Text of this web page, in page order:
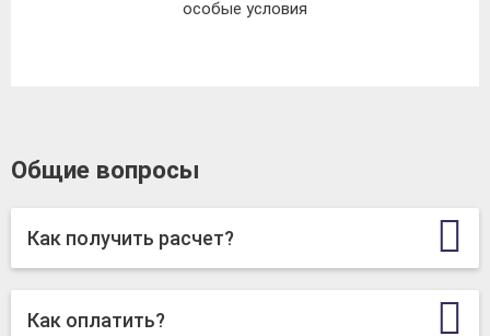
особые условия
Общие вопросы
Как получить расчет?
Как оплатить?